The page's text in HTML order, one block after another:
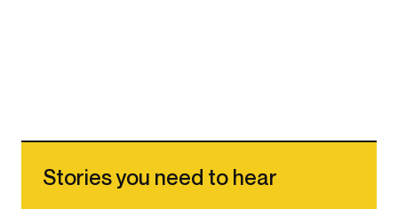
Stories you need to hear